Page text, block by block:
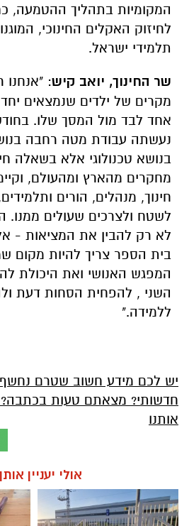
המקומיות בתהליך ההטמעה,
לחיזוק האקלים החינוכי,
תלמידי ישראל.
שר החינוך, יואב קיש: "אנחנו
מקרים של ילדים שנמצאים
אחד לבד מול המסך שלו.
נעשתה עבודת מטה רחבה
בנושא טכנולוגי אלא בשאלה
מחקרים מהארץ ומהעולם,
חינוך, מנהלים, הורים
לשטח ולצרכים שעולים ממנו.
לא רק להבין את המציאות -
בית הספר צריך להיות מקום
המפגש האנושי ואת היכולת
השני , להפחית הסחות דעת
ללמידה."
יש לכם מידע חשוב שטרם
חדשותי? מצאתם טעות
אותנו
אולי יעניין